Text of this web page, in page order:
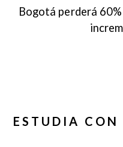
Bogotá perderá
ESTUDIA CON